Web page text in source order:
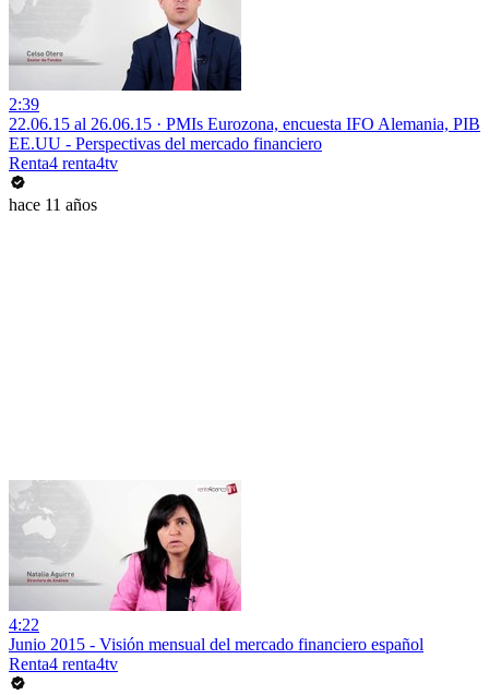
2:39
22.06.15 al 26.06.15 · PMIs Eurozona, encuesta IFO Alemania, PIB
EE.UU - Perspectivas del mercado financiero
Renta4 renta4tv
hace 11 años
4:22
Junio 2015 - Visión mensual del mercado financiero español
Renta4 renta4tv